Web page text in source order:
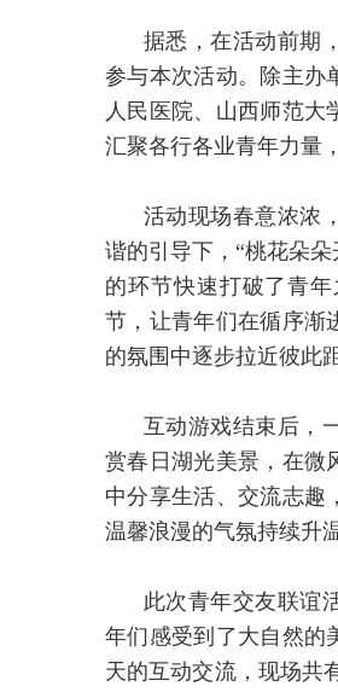
据悉，在活动前期
参与本次活动。除主办
人民医院、山西师范大
汇聚各行各业青年力量
活动现场春意浓浓
谐的引导下，“桃花朵
的环节快速打破了青
节，让青年们在循序渐
的氛围中逐步拉近彼此
互动游戏结束后，
赏春日湖光美景，在微
中分享生活、交流志趣
温馨浪漫的气氛持续升温
此次青年交友联谊
年们感受到了大自然的
天的互动交流，现场共